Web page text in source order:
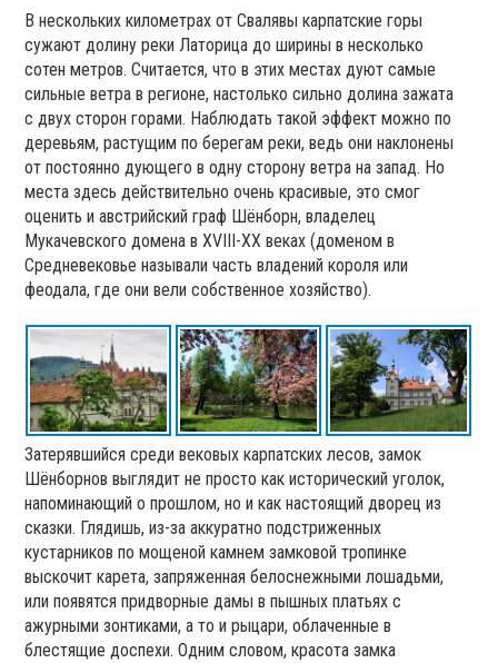
В нескольких километрах от Свалявы карпатские горы
сужают долину реки Латорица до ширины в несколько
сотен метров. Считается, что в этих местах дуют самые
сильные ветра в регионе, настолько сильно долина зажата
с двух сторон горами. Наблюдать такой эффект можно по
деревьям, растущим по берегам реки, ведь они наклонены
от постоянно дующего в одну сторону ветра на запад. Но
места здесь действительно очень красивые, это смог
оценить и австрийский граф Шёнборн, владелец
Мукачевского домена в XVIII-XX веках (доменом в
Средневековье называли часть владений короля или
феодала, где они вели собственное хозяйство).
Затерявшийся среди вековых карпатских лесов, замок
Шёнборнов выглядит не просто как исторический уголок,
напоминающий о прошлом, но и как настоящий дворец из
сказки. Глядишь, из-за аккуратно подстриженных
кустарников по мощеной камнем замковой тропинке
выскочит карета, запряженная белоснежными лошадьми,
или появятся придворные дамы в пышных платьях с
ажурными зонтиками, а то и рыцари, облаченные в
блестящие доспехи. Одним словом, красота замка